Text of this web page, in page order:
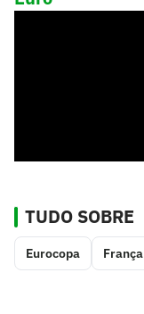
TUDO SOBRE
Eurocopa França